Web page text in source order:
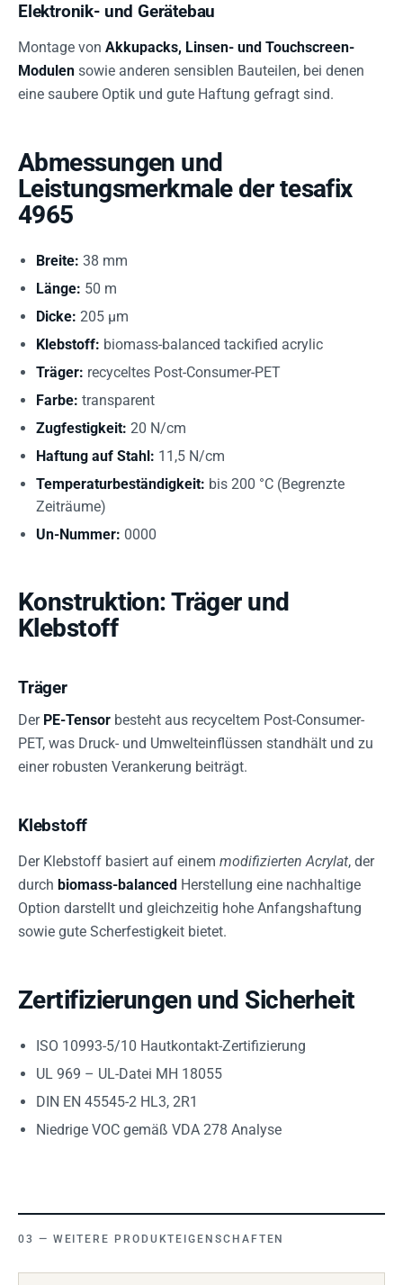
Elektronik- und Gerätebau
Montage von Akkupacks, Linsen- und Touchscreen-
Modulen sowie anderen sensiblen Bauteilen, bei denen
eine saubere Optik und gute Haftung gefragt sind.
Abmessungen und
Leistungsmerkmale der tesafix
4965
Breite: 38 mm
Länge: 50 m
Dicke: 205 µm
Klebstoff: biomass-balanced tackified acrylic
Träger: recyceltes Post-Consumer-PET
Farbe: transparent
Zugfestigkeit: 20 N/cm
Haftung auf Stahl: 11,5 N/cm
Temperaturbeständigkeit: bis 200 °C (Begrenzte
Zeiträume)
Un-Nummer: 0000
Konstruktion: Träger und
Klebstoff
Träger
Der PE-Tensor besteht aus recyceltem Post-Consumer-
PET, was Druck- und Umwelteinflüssen standhält und zu
einer robusten Verankerung beiträgt.
Klebstoff
Der Klebstoff basiert auf einem modifizierten Acrylat, der
durch biomass-balanced Herstellung eine nachhaltige
Option darstellt und gleichzeitig hohe Anfangshaftung
sowie gute Scherfestigkeit bietet.
Zertifizierungen und Sicherheit
ISO 10993-5/10 Hautkontakt-Zertifizierung
UL 969 – UL-Datei MH 18055
DIN EN 45545-2 HL3, 2R1
Niedrige VOC gemäß VDA 278 Analyse
WEITERE PRODUKTEIGENSCHAFTEN